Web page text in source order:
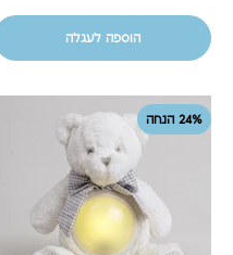
הוספה לעגלה
24% הנחה